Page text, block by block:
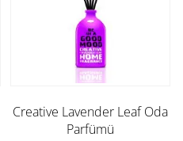
Creative Lavender Leaf Oda
Parfümü